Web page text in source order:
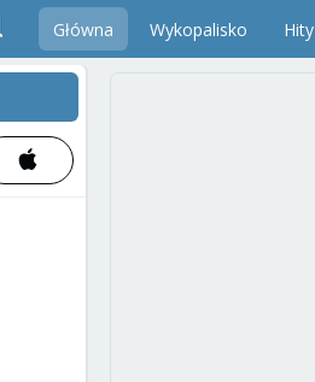
Główna Wykopalisko Hity